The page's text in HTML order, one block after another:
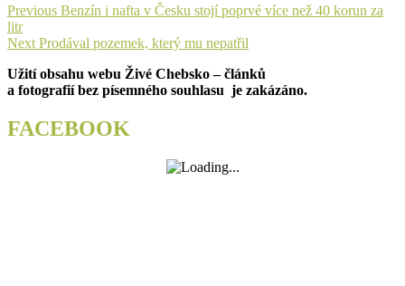
Navigace
pro
příspěvek
Previous Previous
Benzín i nafta v Česku stojí poprvé více než 40 korun za
litr
Next Next
Prodával pozemek, který mu nepatřil
Užití obsahu webu Živé Chebsko – článků
a fotografií bez písemného souhlasu je zakázáno.
FACEBOOK